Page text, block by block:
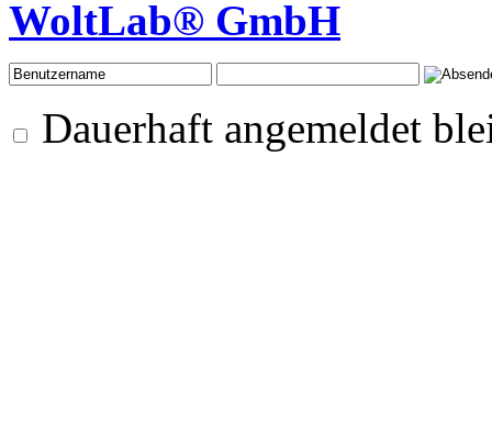
WoltLab® GmbH
Dauerhaft angemeldet